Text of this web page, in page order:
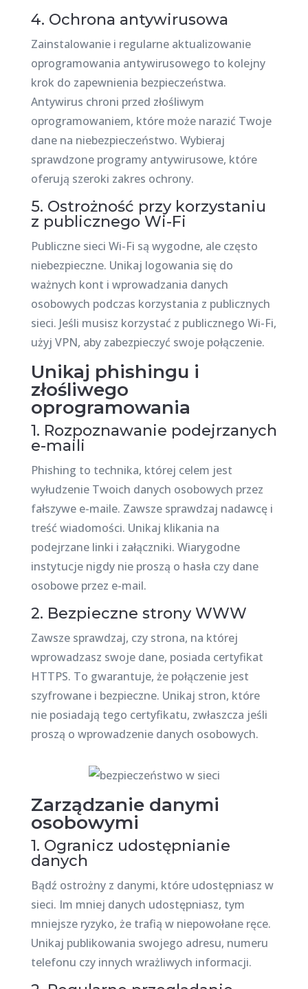
4. Ochrona antywirusowa
Zainstalowanie i regularne aktualizowanie
oprogramowania antywirusowego to kolejny
krok do zapewnienia bezpieczeństwa.
Antywirus chroni przed złośliwym
oprogramowaniem, które może narazić Twoje
dane na niebezpieczeństwo. Wybieraj
sprawdzone programy antywirusowe, które
oferują szeroki zakres ochrony.
5. Ostrożność przy korzystaniu
z publicznego Wi-Fi
Publiczne sieci Wi-Fi są wygodne, ale często
niebezpieczne. Unikaj logowania się do
ważnych kont i wprowadzania danych
osobowych podczas korzystania z publicznych
sieci. Jeśli musisz korzystać z publicznego Wi-Fi,
użyj VPN, aby zabezpieczyć swoje połączenie.
Unikaj phishingu i
złośliwego
oprogramowania
1. Rozpoznawanie podejrzanych
e-maili
Phishing to technika, której celem jest
wyłudzenie Twoich danych osobowych przez
fałszywe e-maile. Zawsze sprawdzaj nadawcę i
treść wiadomości. Unikaj klikania na
podejrzane linki i załączniki. Wiarygodne
instytucje nigdy nie proszą o hasła czy dane
osobowe przez e-mail.
2. Bezpieczne strony WWW
Zawsze sprawdzaj, czy strona, na której
wprowadzasz swoje dane, posiada certyfikat
HTTPS. To gwarantuje, że połączenie jest
szyfrowane i bezpieczne. Unikaj stron, które
nie posiadają tego certyfikatu, zwłaszcza jeśli
proszą o wprowadzenie danych osobowych.
Zarządzanie danymi
osobowymi
1. Ogranicz udostępnianie
danych
Bądź ostrożny z danymi, które udostępniasz w
sieci. Im mniej danych udostępniasz, tym
mniejsze ryzyko, że trafią w niepowołane ręce.
Unikaj publikowania swojego adresu, numeru
telefonu czy innych wrażliwych informacji.